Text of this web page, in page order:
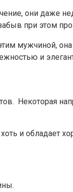
они даже
при этом про
мужчиной, она
и
Некоторая
и обладает